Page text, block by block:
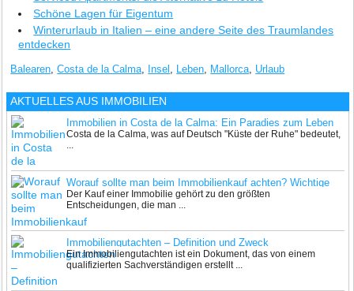
Schöne Lagen für Eigentum
Winterurlaub in Italien – eine andere Seite des Traumlandes
entdecken
Balearen,Costa de la Calma, Insel , Leben, Mallorca, Urlaub
AKTUELLES AUS IMMOBILIEN
Immobilien in Costa de la Calma: Ein Paradies zum Leben
und Urlauben
Costa de la Calma, was auf Deutsch "Küste der Ruhe" bedeutet,
...
Worauf sollte man beim Immobilienkauf achten? Wichtige
Aspekte von der Hauskaufberatung bis zur
Schimmelbewertung
Der Kauf einer Immobilie gehört zu den größten
Entscheidungen, die man ...
Immobiliengutachten – Definition und Zweck
Ein Immobiliengutachten ist ein Dokument, das von einem
qualifizierten Sachverständigen erstellt ...